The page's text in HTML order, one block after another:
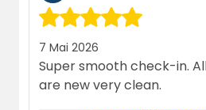
7 Mai 2026
Super smooth check-in.
are new very clean.